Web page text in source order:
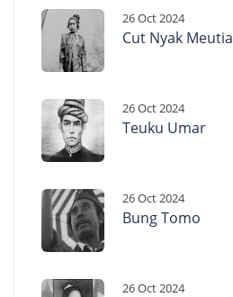
26 Oct 2024
Cut Nyak Meutia
26 Oct 2024
Teuku Umar
26 Oct 2024
Bung Tomo
26 Oct 2024